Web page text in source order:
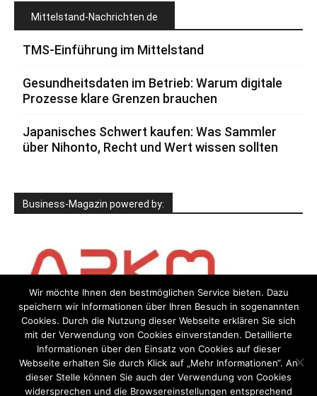
Mittelstand-Nachrichten.de
TMS-Einführung im Mittelstand
Gesundheitsdaten im Betrieb: Warum digitale
Prozesse klare Grenzen brauchen
Japanisches Schwert kaufen: Was Sammler
über Nihonto, Recht und Wert wissen sollten
Business-Magazin powered by:
Wir möchte Ihnen den bestmöglichen Service bieten. Dazu
speichern wir Informationen über Ihren Besuch in sogenannten
Cookies. Durch die Nutzung dieser Webseite erklären Sie sich
mit der Verwendung von Cookies einverstanden. Detaillierte
Informationen über den Einsatz von Cookies auf dieser
Webseite erhalten Sie durch Klick auf „Mehr Informationen“. An
dieser Stelle können Sie auch der Verwendung von Cookies
widersprechen und die Browsereinstellungen entsprechend